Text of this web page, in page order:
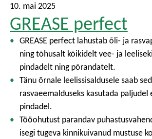
10. mai 2025
GREASE perfect
GREASE perfect lahustab õli- ja
ning tõhusalt kõikidelt vee- ja
pindadelt ning põrandatelt.
Tänu õrnale leelissisaldusele saab
rasvaeemalduseks kasutada paljudel
pindadel.
Tööohutust parandav
isegi tugeva kinnikuivanud mustuse